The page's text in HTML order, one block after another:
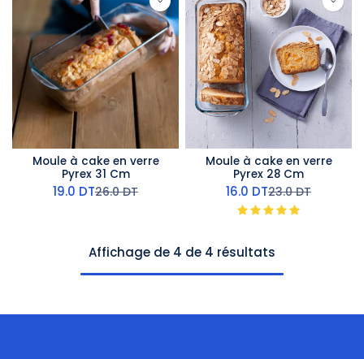
Moule à cake en verre
Pyrex 31 Cm
19.0 DT26.0DT
Moule à cake en verre
Pyrex 28 Cm
16.0 DT23.0DT
Affichage de 4 de 4 résultats